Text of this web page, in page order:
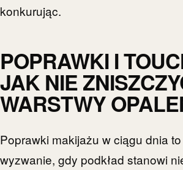
konkurując.
POPRAWKI I
JAK NIE
WARSTWY
Poprawki makijażu w ciągu dnia
wyzwanie, gdy podkład stanowi